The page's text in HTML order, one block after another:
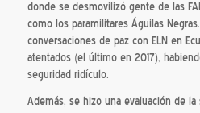
donde se desmovilizó gente de las
como los paramilitares Águilas
conversaciones de paz con ELN en
atentados (el último en 2017),
seguridad ridículo.
Además, se hizo una evaluación de